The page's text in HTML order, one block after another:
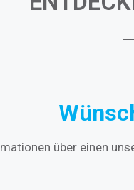
über einen